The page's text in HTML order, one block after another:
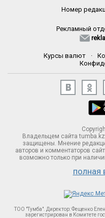
Номер
Рекламный
Курсы валют ·
Владельцем сайта
защищены. Мнение
авторов и комментаторов
возможно только при
полная
ТОО "Тумба". Директор: Фещенко
зарегистрирован в Комитете